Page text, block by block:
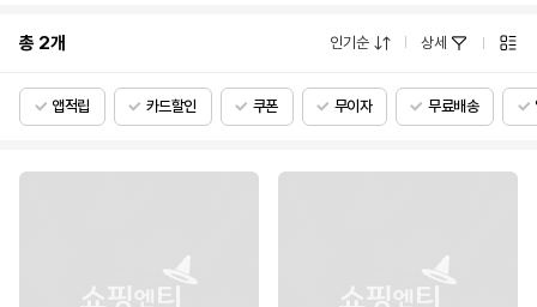
총 2개 인기순 상세
앱적립 카드할인 쿠폰 무이자 무료배송